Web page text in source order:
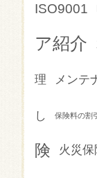
ISO9001
ア紹介
理 メンテ
し 保険料の割引
険 火災